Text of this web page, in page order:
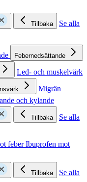
Tillbaka
Se alla
Febernedsättande
Led- och muskelvärk
Migrän
och kylande
Tillbaka
Se alla
feberIbuprofen mot
Tillbaka
Se alla